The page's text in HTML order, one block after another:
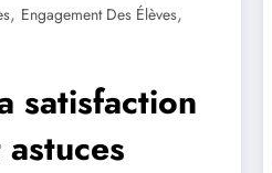
, Engagement Des Élèves,
satisfaction